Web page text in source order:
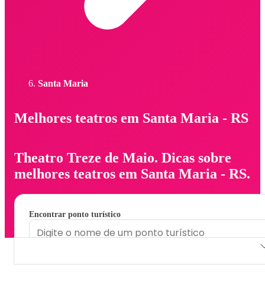
Santa Maria
Melhores teatros em Santa Maria - RS
Theatro Treze de Maio. Dicas sobre
melhores teatros em Santa Maria - RS.
Encontrar ponto turístico